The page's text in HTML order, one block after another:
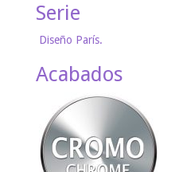
Serie
Diseño París.
Acabados